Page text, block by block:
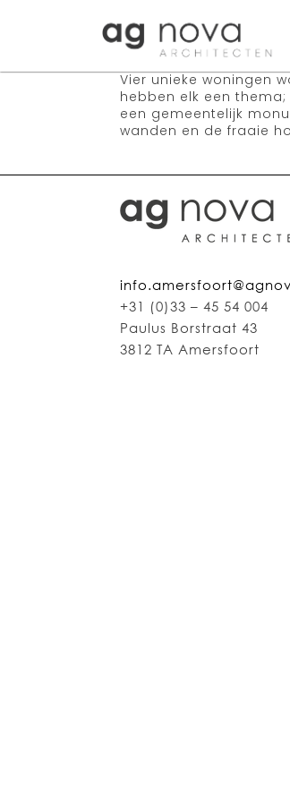
Vier unieke woningen
hebben elk een
een gemeentelijk
wanden en de fraaie
+31 (0)33 – 45 54 004
Paulus Borstraat 43
3812 TA Amersfoort